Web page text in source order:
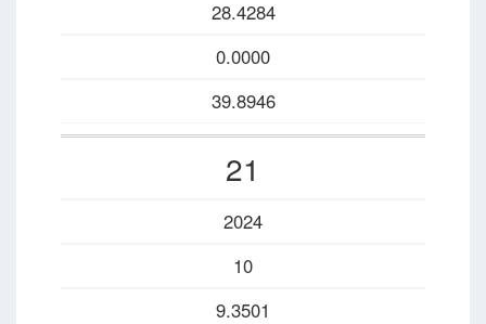
28.4284
0.0000
39.8946
21
2024
10
9.3501